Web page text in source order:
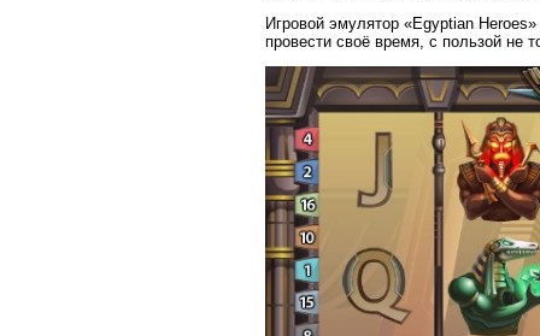
Игровой эмулятор «Egyptian
провести своё время, с пользой не